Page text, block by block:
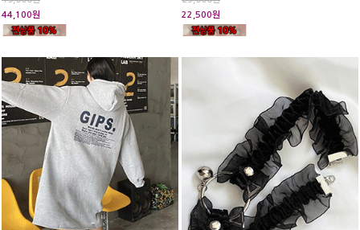
44,100원
22,500원